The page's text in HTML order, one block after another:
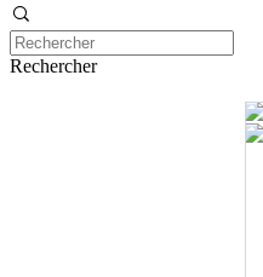
Rechercher